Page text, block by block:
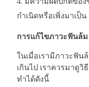
กำเนิดหรือเพิ่งมาเป็น
การแก้ไขภาวะฟันล้ม
ในเมื่อเรามีภาวะฟัน
เกินไป เราควรมาดู
ทำได้ดังนี้